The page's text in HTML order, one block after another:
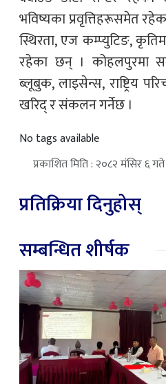
भविष्यका प्रवृत्तिहरूसमेत
स्थिरता, एज कम्प्युटिङ,
रहेका छन् । कोहलपुरमा
ब्लूबुक, लाइसेन्स, राष्ट्रिय
खरिद् र संकलन गर्नेछ ।
No tags available
प्रकाशित मिति : २०८२ मंसिर ६
प्रतिक्रिया दिनुहोस्
सम्बन्धित शीर्षक